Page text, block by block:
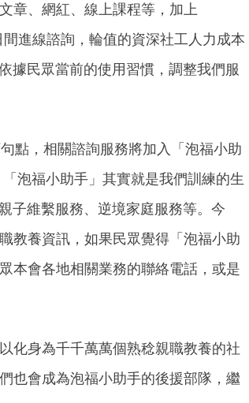
章、網紅、線上課程等，加上
進線諮詢，輪值的資深社工人力成本
據民眾當前的使用習慣，調整我們服
點，相關諮詢服務將加入「泡福小助
泡福小助手」其實就是我們訓練的生
子維繫服務、逆境家庭服務等。今
教養資訊，如果民眾覺得「泡福小助
本會各地相關業務的聯絡電話，或是
化身為千千萬萬個熟稔親職教養的社
也會成為泡福小助手的後援部隊，繼